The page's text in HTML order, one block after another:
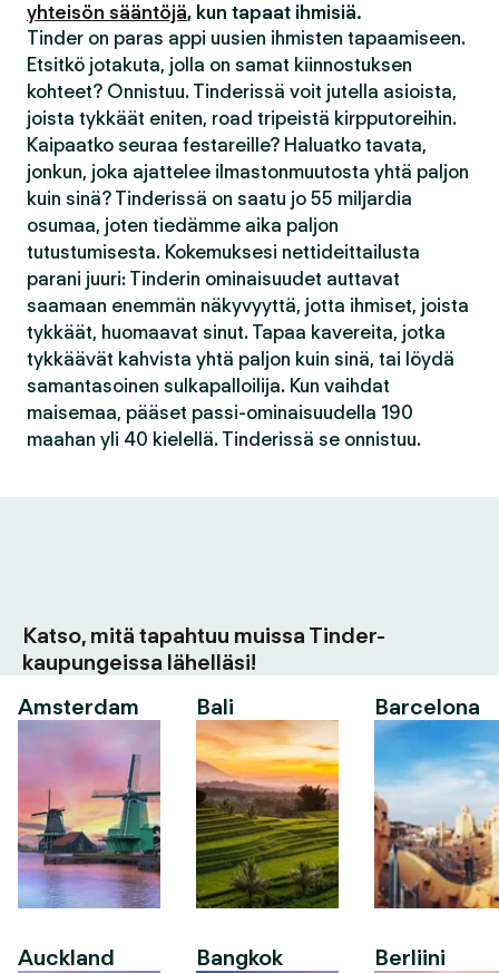
yhteisön sääntöjä, kun tapaat ihmisiä.
Tinder on paras appi uusien ihmisten tapaamiseen.
Etsitkö jotakuta, jolla on samat kiinnostuksen
kohteet? Onnistuu. Tinderissä voit jutella asioista,
joista tykkäät eniten, road tripeistä kirpputoreihin.
Kaipaatko seuraa festareille? Haluatko tavata,
jonkun, joka ajattelee ilmastonmuutosta yhtä paljon
kuin sinä? Tinderissä on saatu jo 55 miljardia
osumaa, joten tiedämme aika paljon
tutustumisesta. Kokemuksesi nettideittailusta
parani juuri: Tinderin ominaisuudet auttavat
saamaan enemmän näkyvyyttä, jotta ihmiset, joista
tykkäät, huomaavat sinut. Tapaa kavereita, jotka
tykkäävät kahvista yhtä paljon kuin sinä, tai löydä
samantasoinen sulkapalloilija. Kun vaihdat
maisemaa, pääset passi-ominaisuudella 190
maahan yli 40 kielellä. Tinderissä se onnistuu.
Katso, mitä tapahtuu muissa Tinder-
kaupungeissa lähelläsi!
Amsterdam
Auckland
Bali
Bangkok
Barcelona
Berliini